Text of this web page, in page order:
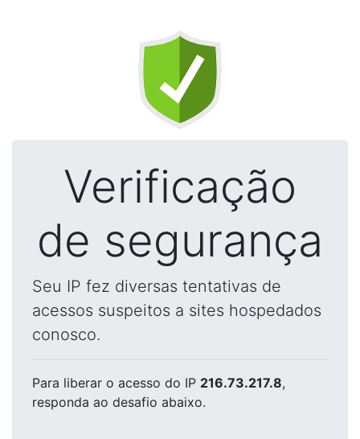
Verificação
de segurança
Seu IP fez diversas tentativas de
acessos suspeitos a sites hospedados
conosco.
Para liberar o acesso do IP 216.73.217.8,
responda ao desafio abaixo.